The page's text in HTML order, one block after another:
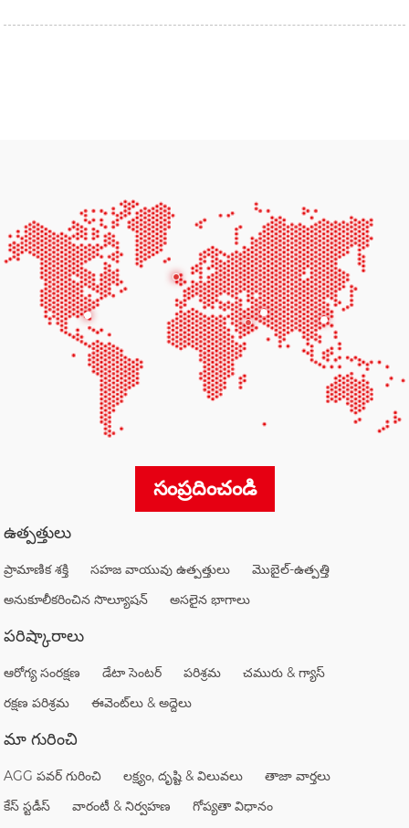
సంప్రదించండి
ఉత్పత్తులు
ప్రామాణిక శక్తి సహజ వాయువు ఉత్పత్తులు
మొబైల్-ఉత్పత్తి
అనుకూలీకరించిన సొల్యూషన్
అసలైన భాగాలు
పరిష్కారాలు
ఆరోగ్య సంరక్షణ డేటా సెంటర్ పరిశ్రమ
చమురు & గ్యాస్
రక్షణ పరిశ్రమ
ఈవెంట్‌లు & అద్దెలు
మా గురించి
AGG పవర్ గురించి లక్ష్యం, దృష్టి & విలువలు
తాజా వార్తలు
కేస్ స్టడీస్
వారంటీ & నిర్వహణ గోప్యతా విధానం